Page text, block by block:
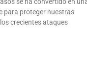
para proteger nuestras
crecientes ataques